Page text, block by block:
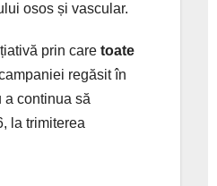
osos și vascular.
prin care toate
regăsit în
a continua să
la trimiterea